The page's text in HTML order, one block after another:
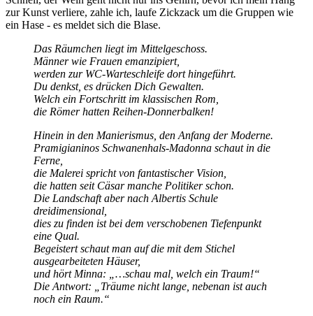
zur Kunst verliere, zahle ich, laufe Zickzack um die Gruppen wie
ein Hase - es meldet sich die Blase.
Das Räumchen liegt im Mittelgeschoss.
Männer wie Frauen emanzipiert,
werden zur WC-Warteschleife dort hingeführt.
Du denkst, es drücken Dich Gewalten.
Welch ein Fortschritt im klassischen Rom,
die Römer hatten Reihen-Donnerbalken!
Hinein in den Manierismus, den Anfang der Moderne.
Pramigianinos Schwanenhals-Madonna schaut in die
Ferne,
die Malerei spricht von fantastischer Vision,
die hatten seit Cäsar manche Politiker schon.
Die Landschaft aber nach Albertis Schule
dreidimensional,
dies zu finden ist bei dem verschobenen Tiefenpunkt
eine Qual.
Begeistert schaut man auf die mit dem Stichel
ausgearbeiteten Häuser,
und hört Minna:
…schau mal, welch ein Traum!
Die Antwort:
Träume nicht lange, nebenan ist auch
noch ein Raum.